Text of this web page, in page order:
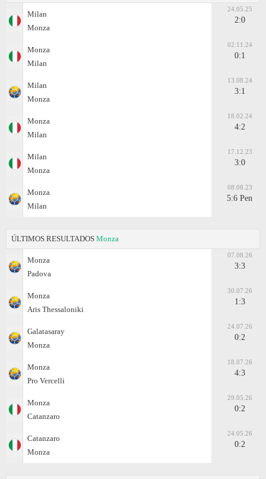
Milan
Monza
24.05.25
2:0
Monza
Milan
02.11.24
0:1
Milan
Monza
13.08.24
3:1
Monza
Milan
18.02.24
4:2
Milan
Monza
17.12.23
3:0
Monza
Milan
08.08.23
5:6 Pen
ÚLTIMOS RESULTADOS Monza
Monza
Padova
07.08.26
3:3
Monza
Aris Thessaloniki
30.07.26
1:3
Galatasaray
Monza
24.07.26
0:2
Monza
Pro Vercelli
18.07.26
4:3
Monza
Catanzaro
29.05.26
0:2
Catanzaro
Monza
24.05.26
0:2